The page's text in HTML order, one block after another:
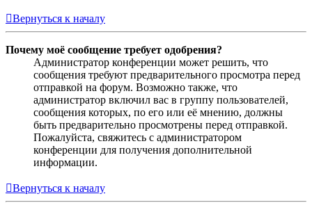
Вернуться к началу
Почему моё сообщение требует одобрения?
Администратор конференции может решить, что
сообщения требуют предварительного просмотра перед
отправкой на форум. Возможно также, что
администратор включил вас в группу пользователей,
сообщения которых, по его или её мнению, должны
быть предварительно просмотрены перед отправкой.
Пожалуйста, свяжитесь с администратором
конференции для получения дополнительной
информации.
Вернуться к началу